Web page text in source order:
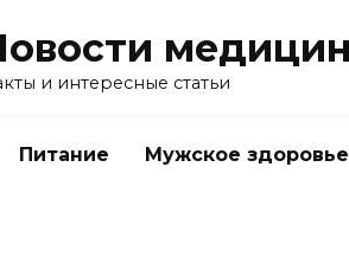
и интересные статьи
Питание Мужское здоровье